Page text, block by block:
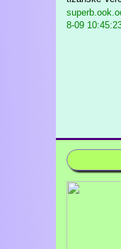
8-09